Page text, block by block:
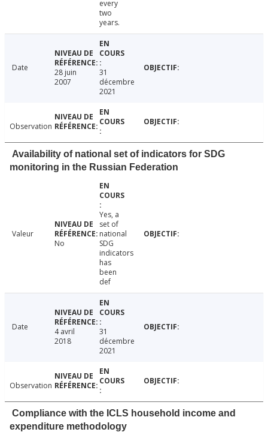
every
two
years.
Date
28 juin
2007
31
décembre
2021
Observation
Availability of national set of indicators for SDG
monitoring in the Russian Federation
Valeur
No
Yes, a
set of
national
SDG
indicators
has
been
def
Date
4 avril
2018
31
décembre
2021
Observation
Compliance with the ICLS household income and
expenditure methodology